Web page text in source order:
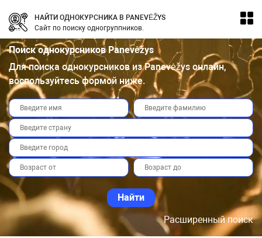
НАЙТИ ОДНОКУРСНИКА В PANEVĖŽYS
Сайт по поиску одногруппников.
Поиск однокурсников Panevėžys
Для поиска однокурсников из Panevėžys онлайн,
воспользуйтесь формой ниже.
Расширенный поиск